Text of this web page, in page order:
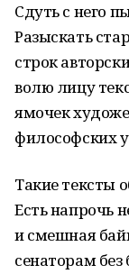
Сдуть с него
Разыскать
строк
волю лицу
ямочек
философских
Такие тексты
Есть напрочь
и смешная
сенаторам